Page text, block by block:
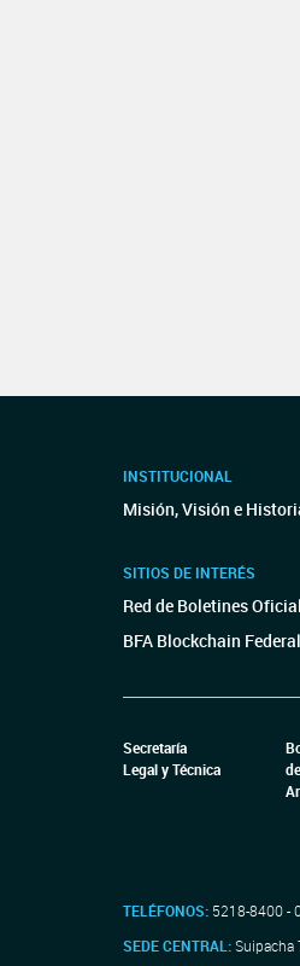
INSTITUCIONAL
Misión, Visión e
SITIOS DE INTERÉS
Red de Boletines
BFA Blockchain
Secretaría
Legal y Técnica
TELÉFONOS: 5218-8400 -
SEDE CENTRAL:Suipacha